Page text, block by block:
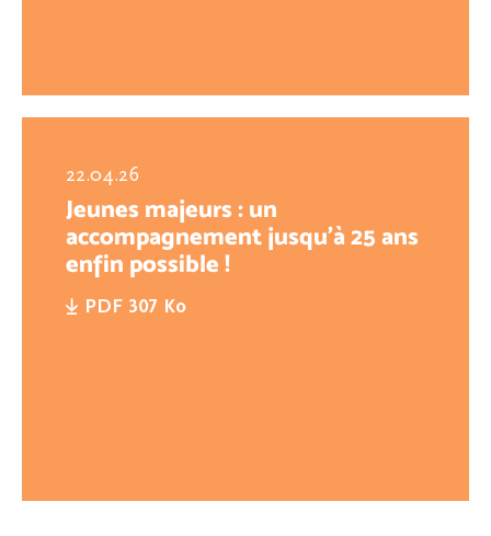
22.04.26
Jeunes majeurs : un
accompagnement jusqu’à 25 ans
enfin possible !
PDF 307 Ko